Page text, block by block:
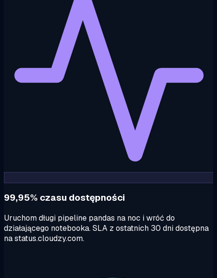
99,95% czasu dostępności
Uruchom długi pipeline pandas na noc i wróć do
działającego notebooka. SLA z ostatnich 30 dni dostępna
na status.cloudzy.com.